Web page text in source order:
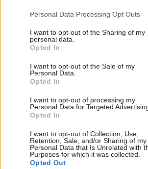
Please note that this website/app uses
not limited to your visit or usage behaviour.
grant or deny consent to Google and its
use your data for below specified
consent section.
Personal Data Processing Opt Outs
I want to opt-out of the Sharing of my
personal data.
Opted In
I want to opt-out of the Sale of my
Personal Data.
Opted In
I want to opt-out of processing my
Personal Data for Targeted
Opted In
I want to opt-out of Collection, Use,
Retention, Sale, and/or Sharing of my
Personal Data that Is Unrelated with
Purposes for which it was collected.
Opted Out
Aki szeretné felidézni a Kolin
visszatekintő összeállításunk is.